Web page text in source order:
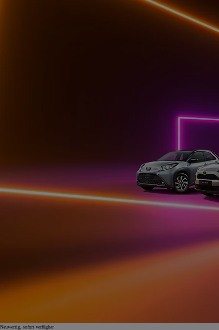
Neuwertig, sofort verfügbar